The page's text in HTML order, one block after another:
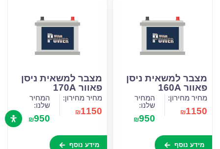
מצבר למשאית ניסן
פאוור 160A
מחיר מחירון:
₪1150
המחיר
שלנו:
₪950
מידע נוסף
מצבר למשאית ניסן
פאוור 170A
מחיר מחירון:
₪1150
המחיר
שלנו:
₪950
מידע נוסף